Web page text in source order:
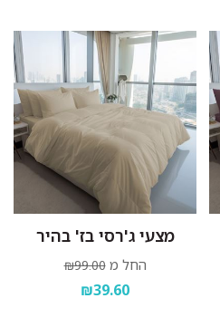
מצעי ג'רסי בז' בהיר
החל מ ₪99.00
₪39.60